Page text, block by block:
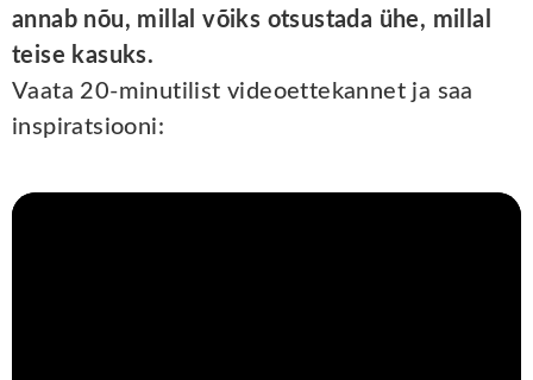
annab nõu, millal võiks otsustada ühe, millal
teise kasuks.
Vaata 20-minutilist videoettekannet ja saa
inspiratsiooni: